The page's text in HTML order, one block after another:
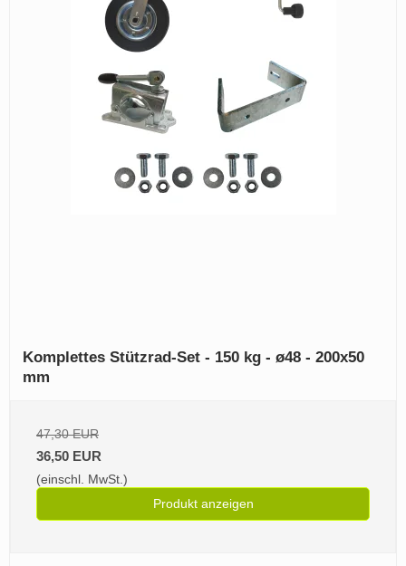
Komplettes Stützrad-Set - 150 kg - ø48 - 200x50
mm
47,30 EUR
36,50 EUR
(einschl. MwSt.)
Produkt anzeigen